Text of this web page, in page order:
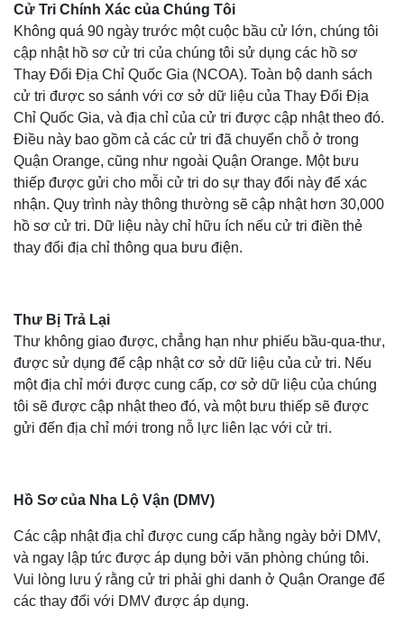
Cử Tri Chính Xác của Chúng Tôi
Không quá 90 ngày trước một cuộc bầu cử lớn, chúng tôi
cập nhật hồ sơ cử tri của chúng tôi sử dụng các hồ sơ
Thay Đổi Địa Chỉ Quốc Gia (NCOA). Toàn bộ danh sách
cử tri được so sánh với cơ sở dữ liệu của Thay Đổi Địa
Chỉ Quốc Gia, và địa chỉ của cử tri được cập nhật theo đó.
Điều này bao gồm cả các cử tri đã chuyển chỗ ở trong
Quận Orange, cũng như ngoài Quận Orange. Một bưu
thiếp được gửi cho mỗi cử tri do sự thay đổi này để xác
nhận. Quy trình này thông thường sẽ cập nhật hơn 30,000
hồ sơ cử tri. Dữ liệu này chỉ hữu ích nếu cử tri điền thẻ
thay đổi địa chỉ thông qua bưu điện.
Thư Bị Trả Lại
Thư không giao được, chẳng hạn như phiếu bầu-qua-thư,
được sử dụng để cập nhật cơ sở dữ liệu của cử tri. Nếu
một địa chỉ mới được cung cấp, cơ sở dữ liệu của chúng
tôi sẽ được cập nhật theo đó, và một bưu thiếp sẽ được
gửi đến địa chỉ mới trong nỗ lực liên lạc với cử tri.
Hồ Sơ của Nha Lộ Vận (DMV)
Các cập nhật địa chỉ được cung cấp hằng ngày bởi DMV,
và ngay lập tức được áp dụng bởi văn phòng chúng tôi.
Vui lòng lưu ý rằng cử tri phải ghi danh ở Quận Orange để
các thay đổi với DMV được áp dụng.